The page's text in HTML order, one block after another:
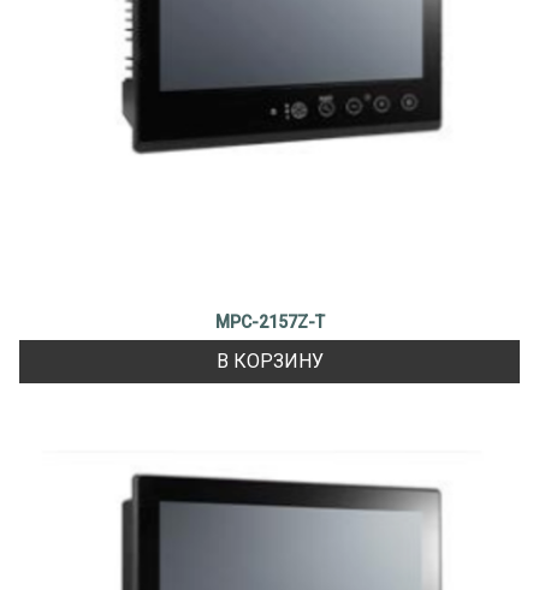
MPC-2157Z-T
В КОРЗИНУ